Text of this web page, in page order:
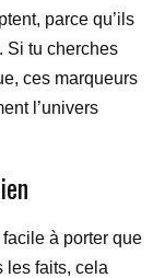
parce qu’ils
Si tu cherches
ces marqueurs
l’univers
à porter que
les faits, cela